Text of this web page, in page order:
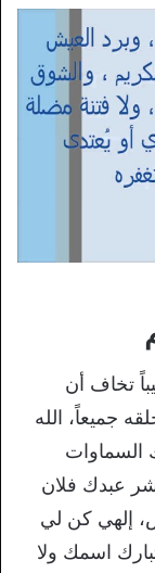
تخاف أن
جميعاً، الله
السماوات
شر عبدك فلان
إلهي كن لي
اسمك ولا